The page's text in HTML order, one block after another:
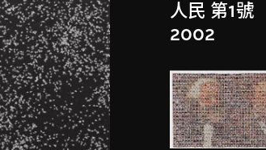
人民 第1號
2002